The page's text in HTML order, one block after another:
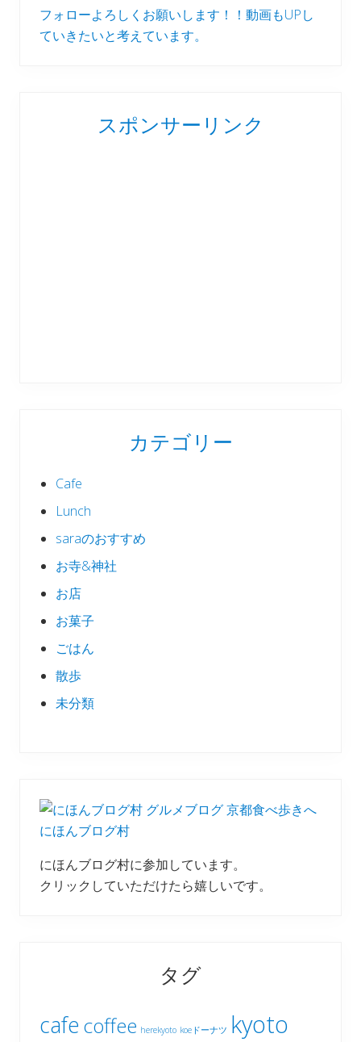
フォローよろしくお願いします！！動画もUPし
ていきたいと考えています。
スポンサーリンク
カテゴリー
Cafe
Lunch
saraのおすすめ
お寺&神社
お店
お菓子
ごはん
散歩
未分類
にほんブログ村
にほんブログ村に参加しています。
クリックしていただけたら嬉しいです。
タグ
cafe coffee herekyoto koeドーナツ kyoto